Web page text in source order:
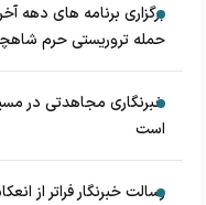
برگزاری برنامه های دهه
حمله تروریستی حرم
خبرنگاری مجاهدتی در
است
رسالت خبرنگار فراتر از